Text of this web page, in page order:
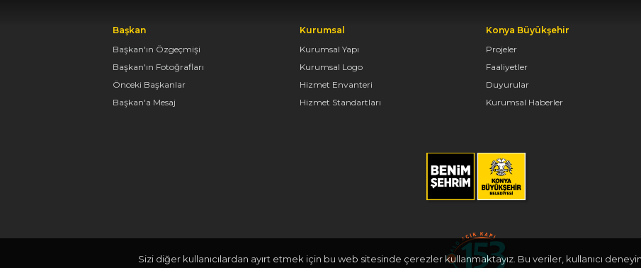
Başkan
Başkan'ın Özgeçmişi
Başkan'ın Fotoğrafları
Önceki Başkanlar
Başkan'a Mesaj
Kurumsal
Kurumsal Yapı
Kurumsal Logo
Hizmet Envanteri
Hizmet Standartları
Konya Büyükşehir
Projeler
Faaliyetler
Duyurular
Kurumsal Haberler
Sizi diğer kullanıcılardan ayırt etmek için bu web sitesinde çerezler kullanmaktayız. Bu veriler, kullanıcı